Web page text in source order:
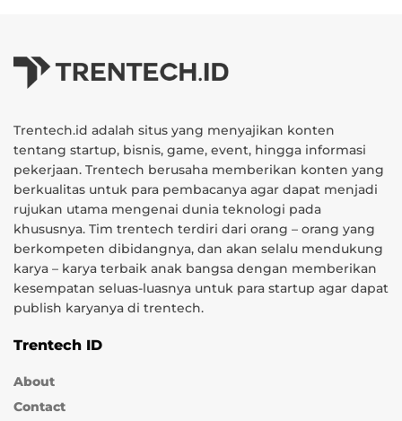
Trentech.id adalah situs yang menyajikan konten
tentang startup, bisnis, game, event, hingga informasi
pekerjaan. Trentech berusaha memberikan konten yang
berkualitas untuk para pembacanya agar dapat menjadi
rujukan utama mengenai dunia teknologi pada
khususnya. Tim trentech terdiri dari orang – orang yang
berkompeten dibidangnya, dan akan selalu mendukung
karya – karya terbaik anak bangsa dengan memberikan
kesempatan seluas-luasnya untuk para startup agar dapat
publish karyanya di trentech.
Trentech ID
About
Contact